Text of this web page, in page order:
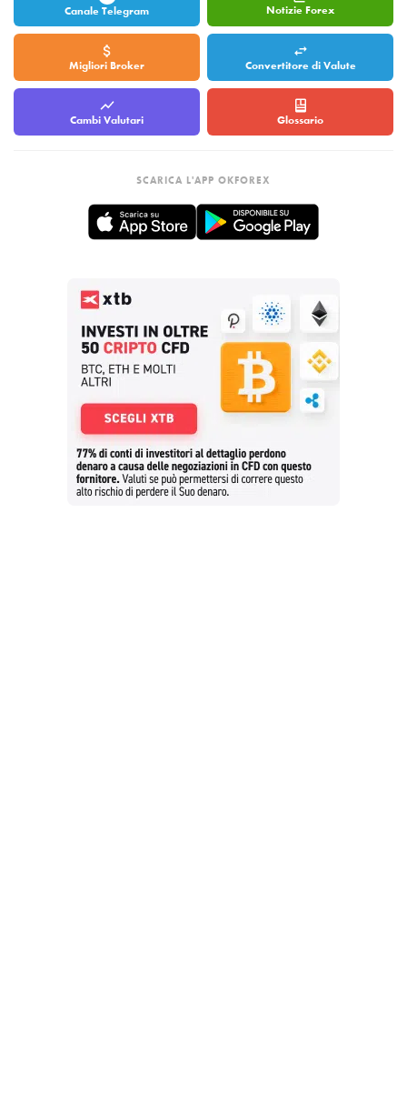
Canale Telegram Notizie Forex
Migliori Broker Convertitore di Valute
Cambi Valutari Glossario
SCARICA L'APP OKFOREX